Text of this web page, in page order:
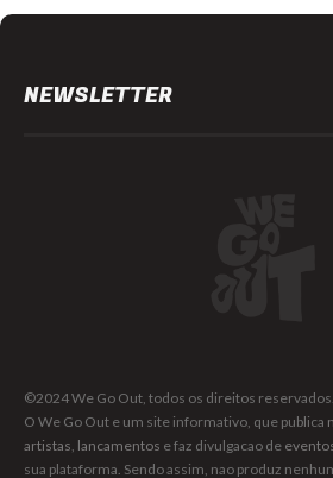
NEWSLETTER
©2024 We Go Out, todos os direitos
O We Go Out e um site informativo, que publica
artistas, lancamentos e faz divulgacao de
sua plataforma. Sendo assim, nao produz